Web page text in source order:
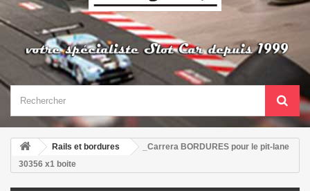
Rails et bordures
_Carrera BORDURES pour le pit-lane
30356 x1 boite